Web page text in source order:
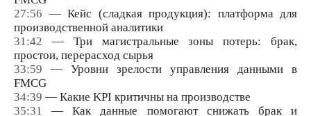
27:56 — Кейс (сладкая продукция): платформа для
производственной аналитики
31:42 — Три магистральные зоны потерь: брак,
простои, перерасход сырья
33:59 — Уровни зрелости управления данными в
FMCG
34:39 — Какие KPI критичны на производстве
35:31
— Как данные помогают снижать брак и